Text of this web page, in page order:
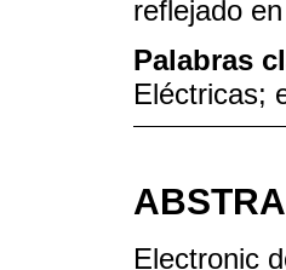
reflejado
Palabras
Eléctricas;
Electronic